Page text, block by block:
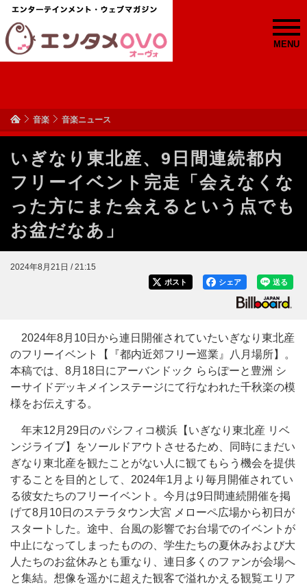
MENU
音楽 音楽ニュース
いぎなり東北産、9日間連続都内
フリーイベント完走「会えなくな
った方にまた会えるという点でも
お盆だなあ」
2024年8月21日 / 21:15
送る
シェア
ポスト
2024年8月10日から連日開催されていたいぎなり東北産
のフリーイベント【『都内近郊フリー巡業』八月場所】。
本稿では、8月18日にアーバンドック ららぽーと豊洲 シ
ーサイドデッキメインステージにて行なわれた千秋楽の模
様をお伝えする。
年末12月29日のパシフィコ横浜【いぎなり東北産 リベ
ンジライブ】をソールドアウトさせるため、同時にまだい
ぎなり東北産を観たことがない人に観てもらう機会を提供
することを目的として、2024年1月より毎月開催されてい
る彼女たちのフリーイベント。今月は9日間連続開催を掲
げて8月10日のステラタウン大宮 メローペ広場から初日が
スタートした。途中、台風の影響でお台場でのイベントが
中止になってしまったものの、学生たちの夏休みおよび大
人たちのお盆休みとも重なり、連日多くのファンが会場へ
と集結。想像を遥かに超えた観客で溢れかえる観覧エリア